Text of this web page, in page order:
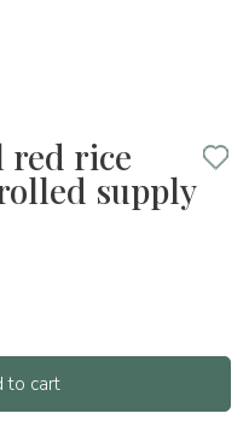
red rice
supply
to cart